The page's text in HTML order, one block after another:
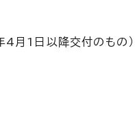
月1日以降交付のもの）